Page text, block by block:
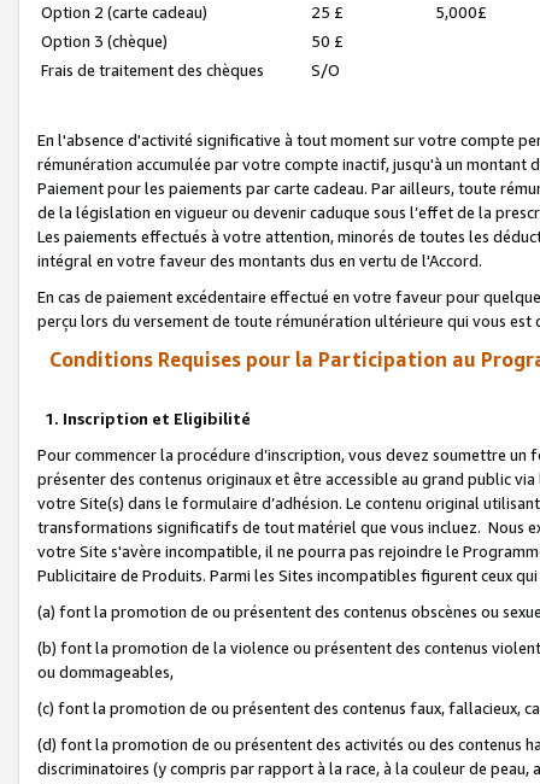
Option 2 (carte cadeau)
25 £
5,000£
Option 3 (chèque)
50 £
Frais de traitement des chèques
S/O
En l'absence d'activité significative à tout moment sur votre compte
rémunération accumulée par votre compte inactif, jusqu'à un montant
Paiement pour les paiements par carte cadeau. Par ailleurs, toute
de la législation en vigueur ou devenir caduque sous l’effet de la
Les paiements effectués à votre attention, minorés de toutes les
intégral en votre faveur des montants dus en vertu de l'Accord.
En cas de paiement excédentaire effectué en votre faveur pour
perçu lors du versement de toute rémunération ultérieure qui vous est
Conditions Requises pour la Participation au
1. Inscription et Eligibilité
Pour commencer la procédure d’inscription, vous devez soumettre
présenter des contenus originaux et être accessible au grand public
votre Site(s) dans le formulaire d’adhésion. Le contenu original
transformations significatifs de tout matériel que vous incluez. Nous
votre Site s'avère incompatible, il ne pourra pas rejoindre le
Publicitaire de Produits. Parmi les Sites incompatibles figurent ceux
(a) font la promotion de ou présentent des contenus obscènes ou
(b) font la promotion de la violence ou présentent des contenus
ou dommageables,
(c) font la promotion de ou présentent des contenus faux, fallacieux,
(d) font la promotion de ou présentent des activités ou des contenus
discriminatoires (y compris par rapport à la race, à la couleur de